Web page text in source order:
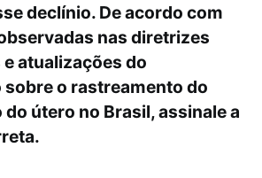
declínio. De acordo com
nas diretrizes
atualizações do
o rastreamento do
útero no Brasil, assinale a